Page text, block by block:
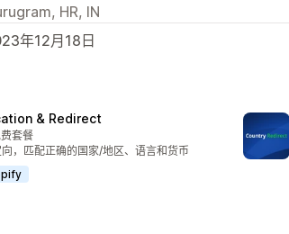
HR, IN
年12月18日
& Redirect
套餐
，匹配正确的国家/地区、语言和货币